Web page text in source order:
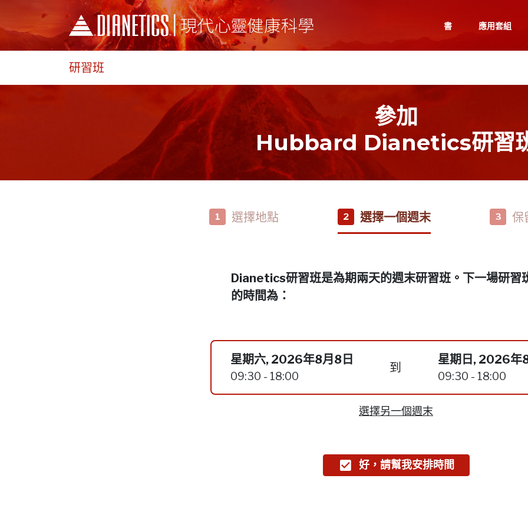
書 應用套組
研習班
參加
Hubbard Dianetics研習
1 選擇地點 2 選擇一個週末 3 保
Dianetics研習班是為期兩天的週末研習班。下一場研習
的時間為：
星期六, 2026年8月8日
09:30 - 18:00
到
星期日, 2026年
09:30 - 18:00
選擇另一個週末
好，請幫我安排時間